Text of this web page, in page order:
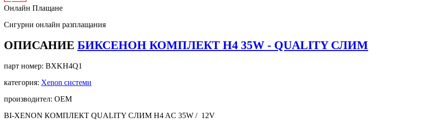
Онлайн Плащане
Сигурни онлайн разплащания
ОПИСАНИЕ БИКСЕНОН КОМПЛЕКТ H4 35W - QUALITY СЛИМ
парт номер: BXKH4Q1
категория: Xenon системи
производител: OEM
BI-XENON КОМПЛЕКТ QUALITY СЛИМ H4 AC 35W / 12V